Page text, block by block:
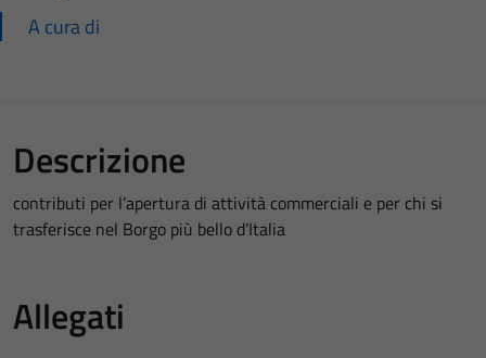
A cura di
Descrizione
contributi per l’apertura di attività commerciali e per chi si
trasferisce nel Borgo più bello d’Italia
Allegati